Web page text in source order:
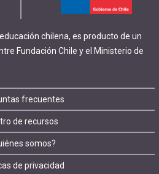
chilena, es producto de un
Fundación Chile y el Ministerio de
frecuentes
de recursos
somos?
de privacidad